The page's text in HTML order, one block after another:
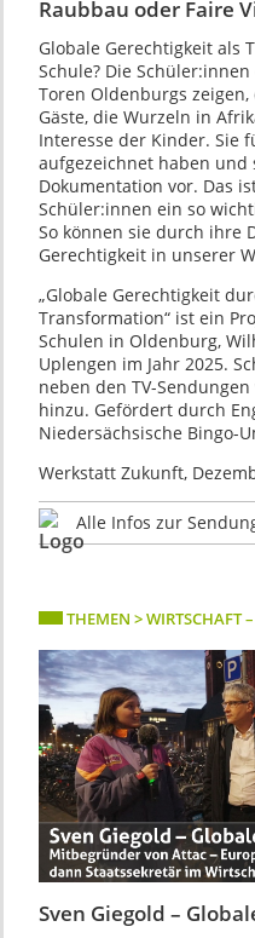
Raubbau oder Faire
Globale Gerechtigkeit als
Schule? Die
Toren Oldenburgs
Gäste, die Wurzeln in
Interesse der Kinder. Sie
aufgezeichnet haben
Dokumentation vor. Das
Schüler:innen ein so
So können sie durch ihre
Gerechtigkeit in unserer
„Globale Gerechtigkeit
Transformation“ ist ein
Schulen in Oldenburg,
Uplengen im Jahr 2025.
neben den TV-
hinzu. Gefördert durch
Niedersächsische Bingo-
Werkstatt Zukunft,
Alle Infos zur
THEMEN > WIRTSCHAFT
Sven Giegold –